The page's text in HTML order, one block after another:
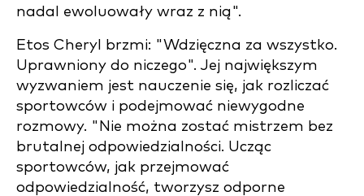
nadal ewoluowały wraz z nią".
Etos Cheryl brzmi: "Wdzięczna za wszystko.
Uprawniony do niczego". Jej największym
wyzwaniem jest nauczenie się, jak rozliczać
sportowców i podejmować niewygodne
rozmowy. "Nie można zostać mistrzem bez
brutalnej odpowiedzialności. Ucząc
sportowców, jak przejmować
odpowiedzialność, tworzysz odporne